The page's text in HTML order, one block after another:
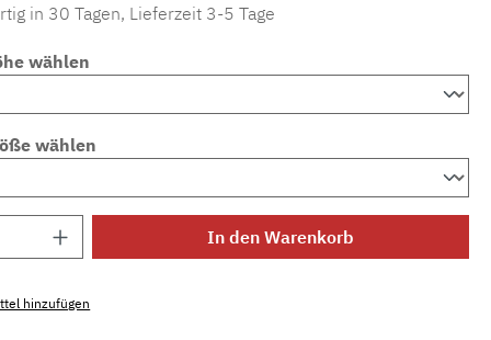
in 30 Tagen, Lieferzeit 3-5 Tage
wählen
wählen
Anzahl: Gib den gewünschten Wert ein
In den Warenkorb
hinzufügen